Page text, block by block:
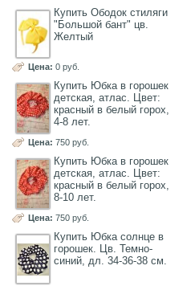
Купить Ободок стиляги
"Большой бант" цв.
Желтый
Цена: 0 руб.
Купить Юбка в горошек
детская, атлас. Цвет:
красный в белый горох,
4-8 лет.
Цена: 750 руб.
Купить Юбка в горошек
детская, атлас. Цвет:
красный в белый горох,
8-10 лет.
Цена: 750 руб.
Купить Юбка солнце в
горошек. Цв. Темно-
синий, дл. 34-36-38 см.